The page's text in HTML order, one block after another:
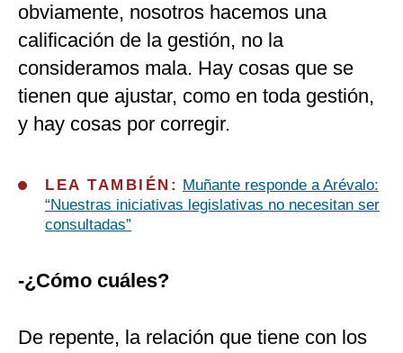
obviamente, nosotros hacemos una
calificación de la gestión, no la
consideramos mala. Hay cosas que se
tienen que ajustar, como en toda gestión,
y hay cosas por corregir.
LEA TAMBIÉN: Muñante responde a Arévalo:
“Nuestras iniciativas legislativas no necesitan ser
consultadas”
-¿Cómo cuáles?
De repente, la relación que tiene con los